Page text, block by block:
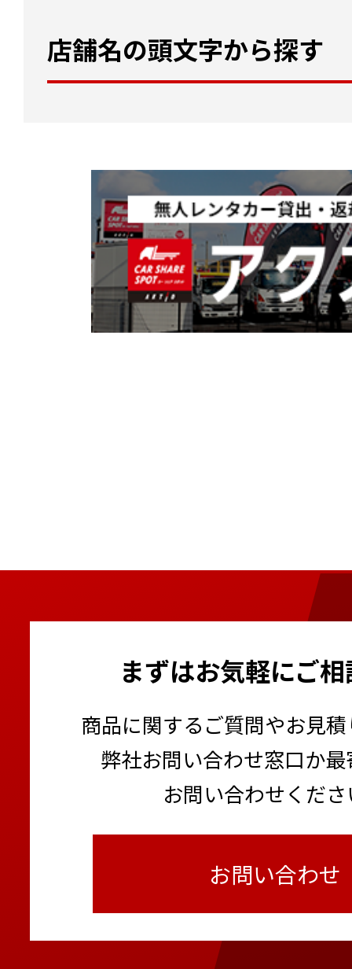
店舗名の頭文字から探す
まずはお気軽にご
商品に関するご質問やお見
弊社お問い合わせ窓口か
お問い合わせくだ
お問い合わせ